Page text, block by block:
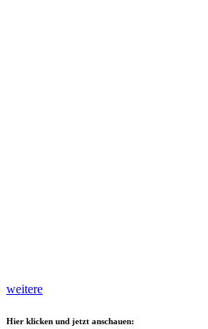
weitere
Hier klicken und jetzt anschauen: